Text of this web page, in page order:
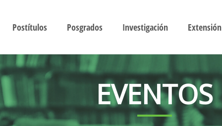
Postítulos Posgrados Investigación Extensión
EVENTOS